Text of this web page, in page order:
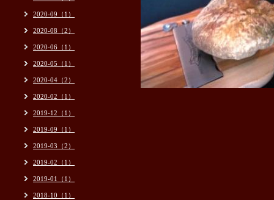
2020-09（1）
2020-08（2）
2020-06（1）
2020-05（1）
2020-04（2）
2020-02（1）
2019-12（1）
2019-09（1）
2019-03（2）
2019-02（1）
2019-01（1）
2018-10（1）